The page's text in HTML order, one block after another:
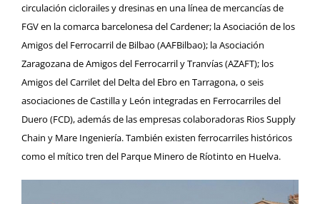
circulación ciclorailes y dresinas en una línea de mercancías de
FGV en la comarca barcelonesa del Cardener; laAsociación de los
Amigos del Ferrocarril de Bilbao (AAFBilbao); laAsociación
Zaragozana de Amigos del Ferrocarril y Tranvías (AZAFT); los
Amigos del Carrilet del Delta del Ebro en Tarragona, o seis
asociaciones de Castilla y León integradas en Ferrocarriles del
Duero (FCD), además de las empresas colaboradoras Rios Supply
Chain y Mare Ingeniería. También existen ferrocarriles históricos
como el mítico tren del Parque Minero de Ríotinto en Huelva.